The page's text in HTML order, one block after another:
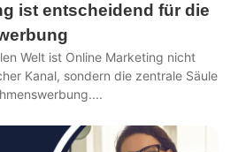
ist entscheidend für die
Welt ist Online Marketing nicht
Kanal, sondern die zentrale Säule